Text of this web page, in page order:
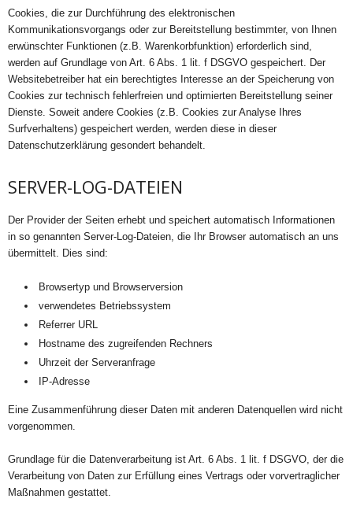
Cookies, die zur Durchführung des elektronischen
Kommunikationsvorgangs oder zur Bereitstellung bestimmter, von Ihnen
erwünschter Funktionen (z.B. Warenkorbfunktion) erforderlich sind,
werden auf Grundlage von Art. 6 Abs. 1 lit. f DSGVO gespeichert. Der
Websitebetreiber hat ein berechtigtes Interesse an der Speicherung von
Cookies zur technisch fehlerfreien und optimierten Bereitstellung seiner
Dienste. Soweit andere Cookies (z.B. Cookies zur Analyse Ihres
Surfverhaltens) gespeichert werden, werden diese in dieser
Datenschutzerklärung gesondert behandelt.
SERVER-LOG-DATEIEN
Der Provider der Seiten erhebt und speichert automatisch Informationen
in so genannten Server-Log-Dateien, die Ihr Browser automatisch an uns
übermittelt. Dies sind:
Browsertyp und Browserversion
verwendetes Betriebssystem
Referrer URL
Hostname des zugreifenden Rechners
Uhrzeit der Serveranfrage
IP-Adresse
Eine Zusammenführung dieser Daten mit anderen Datenquellen wird nicht
vorgenommen.
Grundlage für die Datenverarbeitung ist Art. 6 Abs. 1 lit. f DSGVO, der die
Verarbeitung von Daten zur Erfüllung eines Vertrags oder vorvertraglicher
Maßnahmen gestattet.